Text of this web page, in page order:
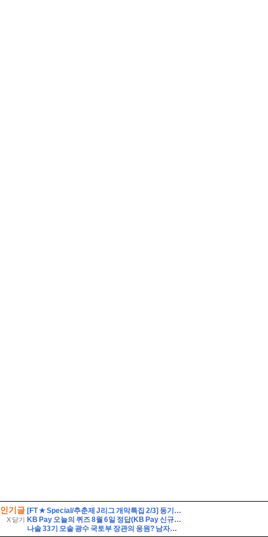
인기글
X 닫기
[FT ★ Special/추춘제 J리그 개막특집 2/3] 동기부여를 가득 채워라! J리그 백년구상리그
KB Pay 오늘의 퀴즈 8월 6일 정답(KB Pay 신규서비스 '깨비로또' 2회차의 1등 당첨금은 얼마일까요?)
나솔 33기 모솔 광수 국토부 장관의 응원? 남자출연자 직업 나이 총정리